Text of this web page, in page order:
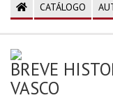
CATÁLOGO
BREVE
VASCO